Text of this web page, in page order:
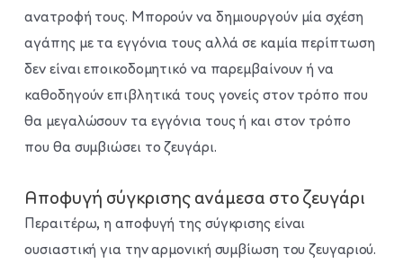
ανατροφή τους. Μπορούν να δημιουργούν μία σχέση
αγάπης με τα εγγόνια τους αλλά σε καμία περίπτωση
δεν είναι εποικοδομητικό να παρεμβαίνουν ή να
καθοδηγούν επιβλητικά τους γονείς στον τρόπο που
θα μεγαλώσουν τα εγγόνια τους ή και στον τρόπο
που θα συμβιώσει το ζευγάρι.
Αποφυγή σύγκρισης ανάμεσα στο ζευγάρι
Περαιτέρω, η αποφυγή της σύγκρισης είναι
ουσιαστική για την αρμονική συμβίωση του ζευγαριού.